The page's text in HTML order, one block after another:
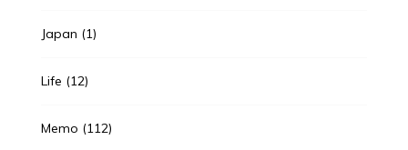
Japan (1)
Life (12)
Memo (112)